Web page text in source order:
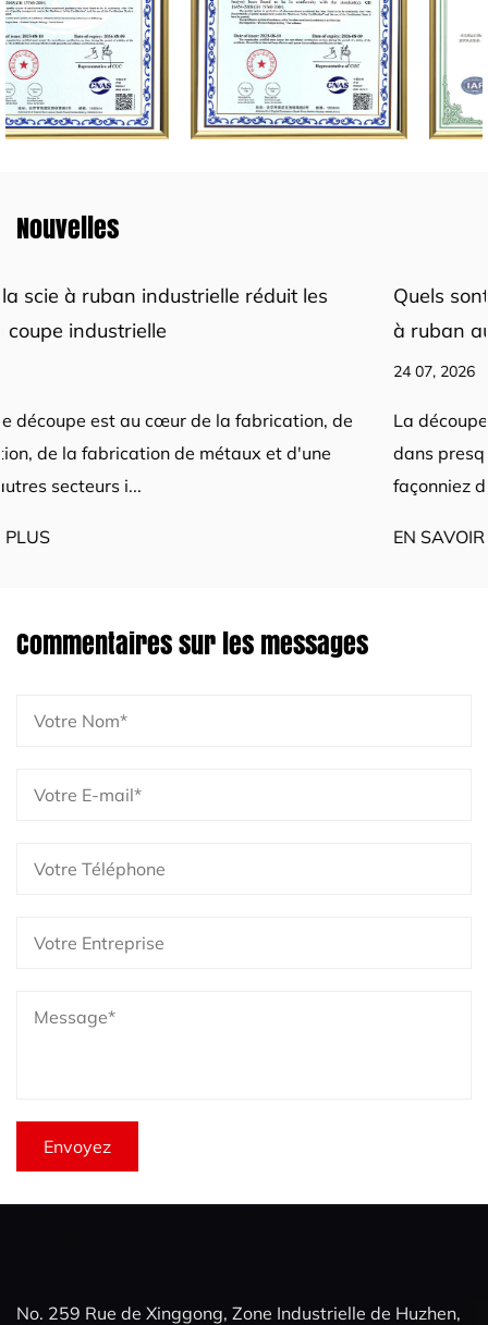
Nouvelles
de
Quels sont les avantages de l’utilisation d’une
à ruban automatique pour couper les métaux
La découpe des métaux est une étape
dans presque toutes les lignes de fabrication. Que
façonniez du brut ou prépariez des pièc...
Commentaires sur les messages
No. 259 Rue de Xinggong, Zone Industrielle de Huzhen,